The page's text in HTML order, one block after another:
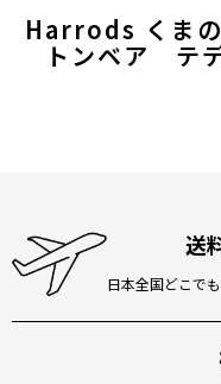
Harrods くま
トンベア テ
送
日本全国どこで